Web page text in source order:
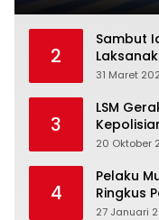
2
Sambut
31 Maret
3
LSM
Polri”
20 Oktober
4
Pelaku
Ringkus
27 Januari